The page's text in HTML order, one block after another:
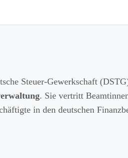
Steuer-Gewerkschaft
. Sie vertritt
in den deutschen